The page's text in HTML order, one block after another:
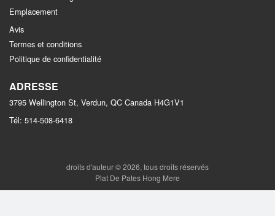
Emplacement
Avis
Termes et conditions
Politique de confidentialité
ADRESSE
3795 Wellington St, Verdun, QC Canada H4G1V1
Tél: 514-508-6418
droits d'auteur © 2026, tous droits réservés
Plat De Pates Hong Mere